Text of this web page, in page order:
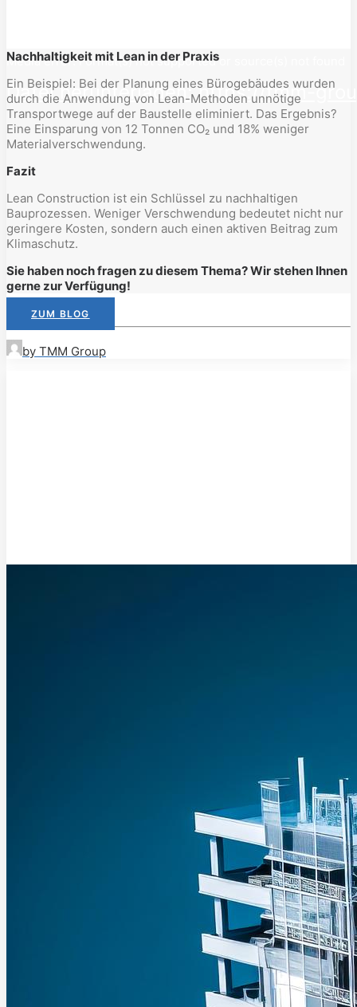
Media error: Format(s) not supported or source(s) not found
Datei herunterladen: https://tmm-
00:00
Nachhaltigkeit mit Lean in der Praxis
Ein Beispiel: Bei der Planung eines Bürogebäudes wurden
durch die Anwendung von Lean-Methoden unnötige
Transportwege auf der Baustelle eliminiert. Das Ergebnis?
Eine Einsparung von 12 Tonnen CO₂ und 18% weniger
Materialverschwendung.
Fazit
Lean Construction ist ein Schlüssel zu nachhaltigen
Bauprozessen. Weniger Verschwendung bedeutet nicht nur
geringere Kosten, sondern auch einen aktiven Beitrag zum
Klimaschutz.
Sie haben noch fragen zu diesem Thema? Wir stehen Ihnen
gerne zur Verfügung!
ZUM BLOG
by TMM Group